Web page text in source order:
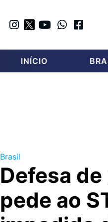
INÍCIO
Brasil
Defesa
pede ao